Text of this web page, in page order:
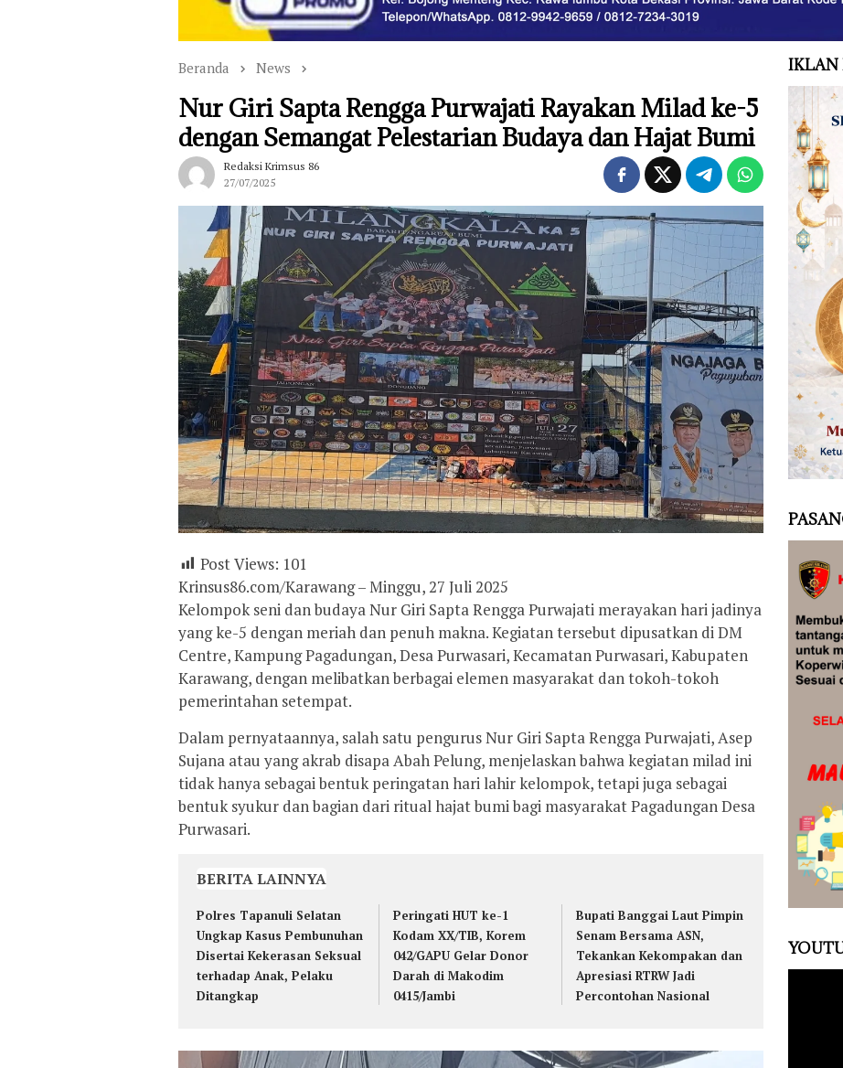
Beranda News
Nur Giri Sapta Rengga Purwajati Rayakan Milad ke-5
dengan Semangat Pelestarian Budaya dan Hajat Bumi
Redaksi Krimsus 86
27/07/2025
Post Views: 101
Krinsus86.com/Karawang – Minggu, 27 Juli 2025
Kelompok seni dan budaya Nur Giri Sapta Rengga Purwajati merayakan hari jadinya
yang ke-5 dengan meriah dan penuh makna. Kegiatan tersebut dipusatkan di DM
Centre, Kampung Pagadungan, Desa Purwasari, Kecamatan Purwasari, Kabupaten
Karawang, dengan melibatkan berbagai elemen masyarakat dan tokoh-tokoh
pemerintahan setempat.
Dalam pernyataannya, salah satu pengurus Nur Giri Sapta Rengga Purwajati, Asep
Sujana atau yang akrab disapa Abah Pelung, menjelaskan bahwa kegiatan milad ini
tidak hanya sebagai bentuk peringatan hari lahir kelompok, tetapi juga sebagai
bentuk syukur dan bagian dari ritual hajat bumi bagi masyarakat Pagadungan Desa
Purwasari.
BERITA LAINNYA
Polres Tapanuli Selatan
Ungkap Kasus Pembunuhan
Disertai Kekerasan Seksual
terhadap Anak, Pelaku
Ditangkap
Peringati HUT ke-1
Kodam XX/TIB, Korem
042/GAPU Gelar Donor
Darah di Makodim
0415/Jambi
Bupati Banggai Laut Pimpin
Senam Bersama ASN,
Tekankan Kekompakan dan
Apresiasi RTRW Jadi
Percontohan Nasional
IKLAN